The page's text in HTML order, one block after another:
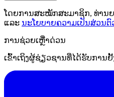
ໂດຍການສະໝັກສະມາຊິກ, ທ່ານ
ແລະ ນະໂຍບາຍຄວາມເປັນສ່ວນຕົ
ການຊ່ວຍເຫຼືໍາດ່ວນ
ເຂົ້າເຖິງຜູ້ຊ່ຽວຊານທີ່ໄດ້ຮັບການ